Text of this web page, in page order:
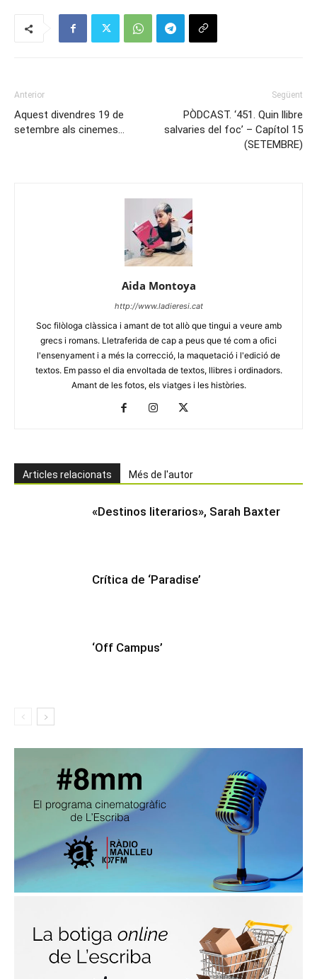
Anterior
Aquest divendres 19 de
setembre als cinemes…
Següent
PÒDCAST. ‘451. Quin llibre
salvaries del foc’ – Capítol 15
(SETEMBRE)
Aida Montoya
http://www.ladieresi.cat
Soc filòloga clàssica i amant de tot allò que tingui a veure amb
grecs i romans. Lletraferida de cap a peus que té com a ofici
l'ensenyament i a més la correcció, la maquetació i l'edició de
textos. Em passo el dia envoltada de textos, llibres i ordinadors.
Amant de les fotos, els viatges i les històries.
Articles relacionats Més de l'autor
«Destinos literarios», Sarah Baxter
Crítica de ‘Paradise’
‘Off Campus’